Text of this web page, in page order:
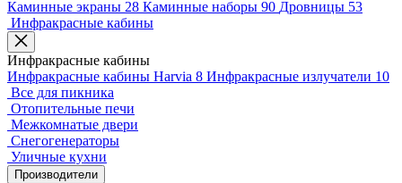
Каминные экраны 28 Каминные наборы 90 Дровницы 53
Инфракрасные кабины
Инфракрасные кабины
Инфракрасные кабины Harvia 8 Инфракрасные излучатели 10
Все для пикника
Отопительные печи
Межкомнатые двери
Снегогенераторы
Уличные кухни
Производители